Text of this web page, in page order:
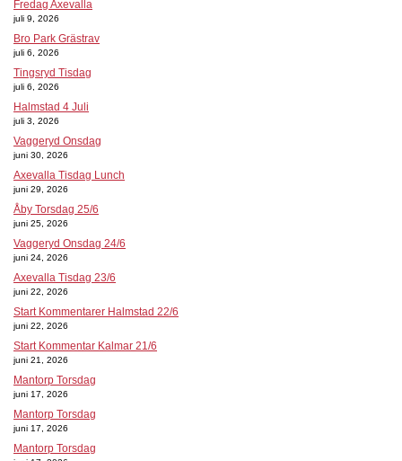
Fredag Axevalla
juli 9, 2026
Bro Park Grästrav
juli 6, 2026
Tingsryd Tisdag
juli 6, 2026
Halmstad 4 Juli
juli 3, 2026
Vaggeryd Onsdag
juni 30, 2026
Axevalla Tisdag Lunch
juni 29, 2026
Åby Torsdag 25/6
juni 25, 2026
Vaggeryd Onsdag 24/6
juni 24, 2026
Axevalla Tisdag 23/6
juni 22, 2026
Start Kommentarer Halmstad 22/6
juni 22, 2026
Start Kommentar Kalmar 21/6
juni 21, 2026
Mantorp Torsdag
juni 17, 2026
Mantorp Torsdag
juni 17, 2026
Mantorp Torsdag